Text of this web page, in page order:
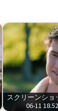
スクリーンショ
06-11